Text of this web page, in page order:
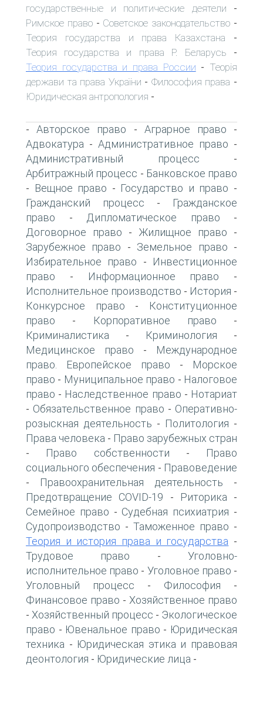
государственные и политические деятели -
Римское право- Советское законодательство -
Теория государства и права Казахстана -
Теория государства и права Р. Беларусь -
Теория государства и права России - Теорія
держави та права України - Философия права -
Юридическая антропология -
-Авторское право - Аграрное право -
Адвокатура - Административное право -
Административный процесс -
Арбитражный процесс - Банковское право
- Вещное право - Государство и право -
Гражданский процесс -
Гражданское
право - Дипломатическое право -
Договорное право - Жилищное право -
Зарубежное право - Земельное право -
Избирательное право -
Инвестиционное
право - Информационное право -
Исполнительное производство - История -
Конкурсное право -
Конституционное
право - Корпоративное право -
Криминалистика - Криминология -
Медицинское право -
Международное
право. Европейское право -
Морское
право - Муниципальное право - Налоговое
право - Наследственное право - Нотариат
- Обязательственное право - Оперативно-
розыскная деятельность - Политология -
Права человека - Право зарубежных стран
- Право собственности -
Право
социального обеспечения - Правоведение
- Правоохранительная деятельность -
Предотвращение COVID-19 - Риторика -
Семейное право - Судебная психиатрия -
Судопроизводство - Таможенное право -
Теория и история права и государства -
Трудовое право -Уголовно-
исполнительное право - Уголовное право -
Уголовный процесс - Философия -
Финансовое право - Хозяйственное право
- Хозяйственный процесс - Экологическое
право - Ювенальное право - Юридическая
техника - Юридическая этика и правовая
деонтология - Юридические лица -